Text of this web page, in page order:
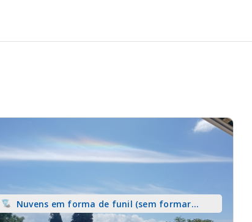
Nuvens em forma de funil (sem formar
tromba) sobre terra